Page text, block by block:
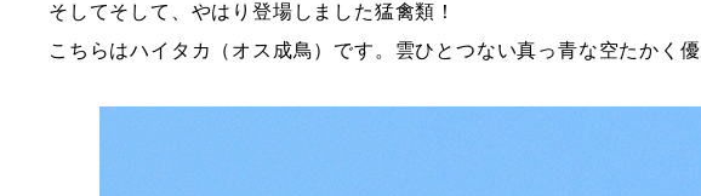
そしてそして、やはり登場しました猛禽類！
こちらはハイタカ（オス成鳥）です。雲ひとつない真っ青な空たかく